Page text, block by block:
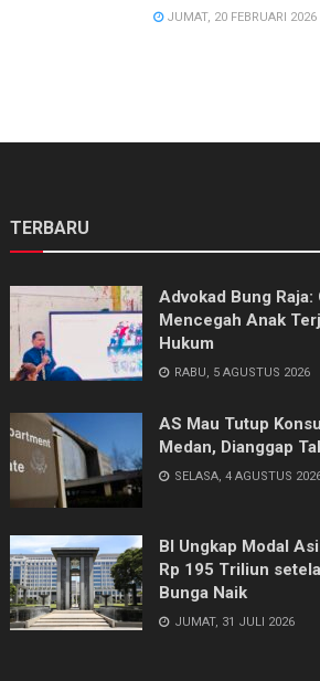
JUMAT, 20 FEBRUARI 2026
TERBARU
Advokad Bung Raja:
Mencegah Anak
Hukum
RABU, 5 AGUSTUS 2026
AS Mau Tutup
Medan, Dianggap
SELASA, 4 AGUSTUS
BI Ungkap Modal
Rp 195 Triliun
Bunga Naik
JUMAT, 31 JULI 2026